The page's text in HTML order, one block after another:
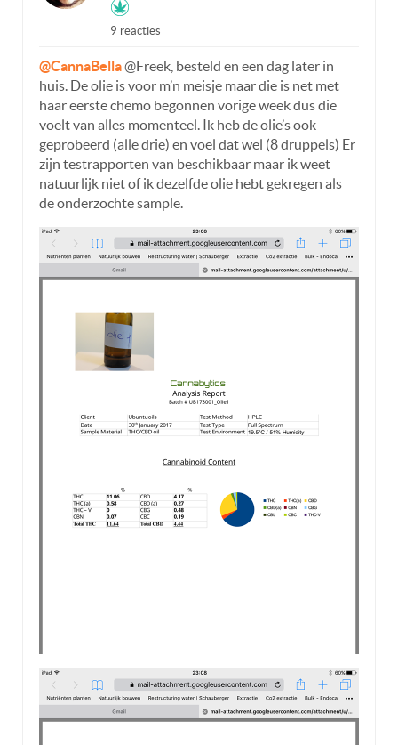
9 reacties
@CannaBella@Freek, besteld en een dag later in
huis. De olie is voor m’n meisje maar die is net met
haar eerste chemo begonnen vorige week dus die
voelt van alles momenteel. Ik heb de olie’s ook
geprobeerd (alle drie) en voel dat wel (8 druppels) Er
zijn testrapporten van beschikbaar maar ik weet
natuurlijk niet of ik dezelfde olie hebt gekregen als
de onderzochte sample.